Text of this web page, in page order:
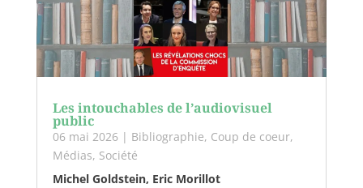
Les intouchables de l’audiovisuel
public
06 mai 2026| Bibliographie, Coup de coeur,
Médias, Société
Michel Goldstein, Eric Morillot